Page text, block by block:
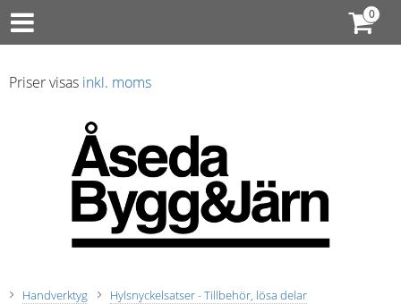
Priser visas inkl. moms
Handverktyg
Hylsnyckelsatser - Tillbehör, lösa delar